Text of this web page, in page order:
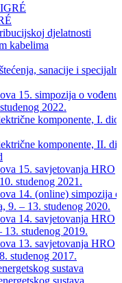
djelatnosti
kabelima
sanacije i
15. simpozija o vođenu
2022.
komponente, I. dio
komponente, II. dio
15. savjetovanja HRO
studenog 2021.
14. (online) simpozija o
9. – 13. studenog 2020.
14. savjetovanja HRO
studenog 2019.
13. savjetovanja HRO
studenog 2017.
sustava
sustava